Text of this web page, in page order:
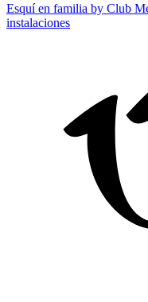
Esquí en familia by Club
instalaciones